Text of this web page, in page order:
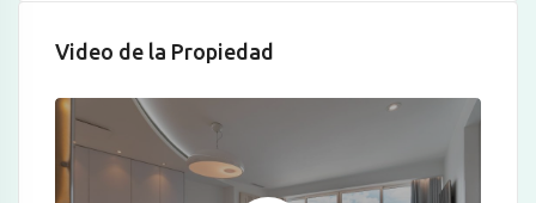
Video de la Propiedad